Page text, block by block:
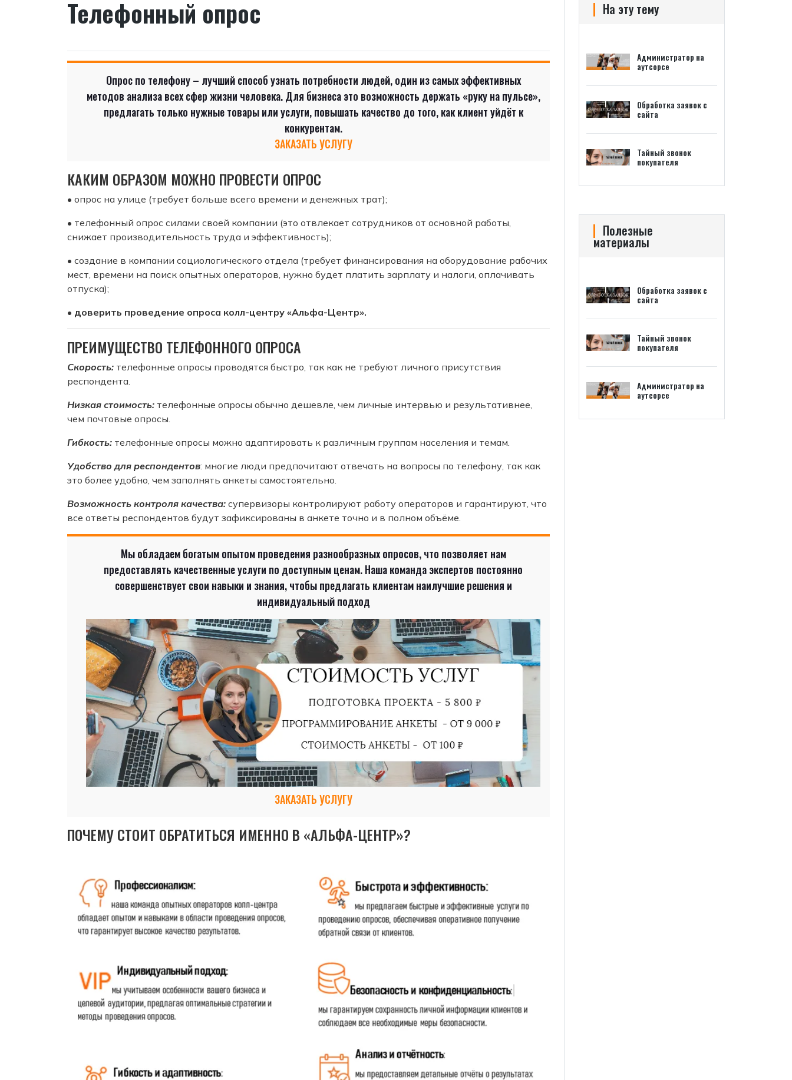
Телефонный опрос
Опрос по телефону – лучший способ узнать потребности людей, один из самых эффективных
методов анализа всех сфер жизни человека. Для бизнеса это возможность держать «руку на пульсе»,
предлагать только нужные товары или услуги, повышать качество до того, как клиент уйдёт к
конкурентам.
ЗАКАЗАТЬ УСЛУГУ
КАКИМ ОБРАЗОМ МОЖНО ПРОВЕСТИ ОПРОС
• опрос на улице (требует больше всего времени и денежных трат);
• телефонный опрос силами своей компании (это отвлекает сотрудников от основной работы,
снижает производительность труда и эффективность);
• создание в компании социологического отдела (требует финансирования на оборудование рабочих
мест, времени на поиск опытных операторов, нужно будет платить зарплату и налоги, оплачивать
отпуска);
• доверить проведение опроса колл-центру «Альфа-Центр».
ПРЕИМУЩЕСТВО ТЕЛЕФОННОГО ОПРОСА
Скорость: телефонные опросы проводятся быстро, так как не требуют личного присутствия
респондента.
Низкая стоимость: телефонные опросы обычно дешевле, чем личные интервью и результативнее,
чем почтовые опросы.
Гибкость: телефонные опросы можно адаптировать к различным группам населения и темам.
Удобство для респондентов: многие люди предпочитают отвечать на вопросы по телефону, так как
это более удобно, чем заполнять анкеты самостоятельно.
Возможность контроля качества: супервизоры контролируют работу операторов и гарантируют, что
все ответы респондентов будут зафиксированы в анкете точно и в полном объёме.
Мы обладаем богатым опытом проведения разнообразных опросов, что позволяет нам
предоставлять качественные услуги по доступным ценам. Наша команда экспертов постоянно
совершенствует свои навыки и знания, чтобы предлагать клиентам наилучшие решения и
индивидуальный подход
ЗАКАЗАТЬ УСЛУГУ
ПОЧЕМУ СТОИТ ОБРАТИТЬСЯ ИМЕННО В «АЛЬФА-ЦЕНТР»?
На эту тему
Администратор на
аутсорсе
Обработка заявок с
сайта
Тайный звонок
покупателя
Полезные
материалы
Обработка заявок с
сайта
Тайный звонок
покупателя
Администратор на
аутсорсе